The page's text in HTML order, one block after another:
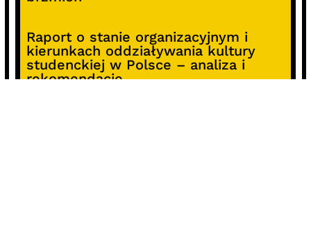
Raport o stanie organizacyjnym i
kierunkach oddziaływania kultury
studenckiej w Polsce – analiza i
rekomendacje